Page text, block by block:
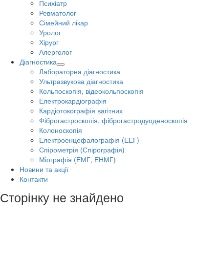
Психіатр
Ревматолог
Сімейний лікар
Уролог
Хірург
Алерголог
Діагностика
Лабораторна діагностика
Ультразвукова діагностика
Кольпоскопія, відеокольпоскопія
Електрокардіографія
Кардіотокографія вагітних
Фіброгастроскопія, фіброгастродуоденоскопія
Колоноскопія
Електроенцефалографія (ЕЕГ)
Спірометрія (Спірографія)
Міографія (ЕМГ, ЕНМГ)
Новини та акції
Контакти
Сторінку не знайдено